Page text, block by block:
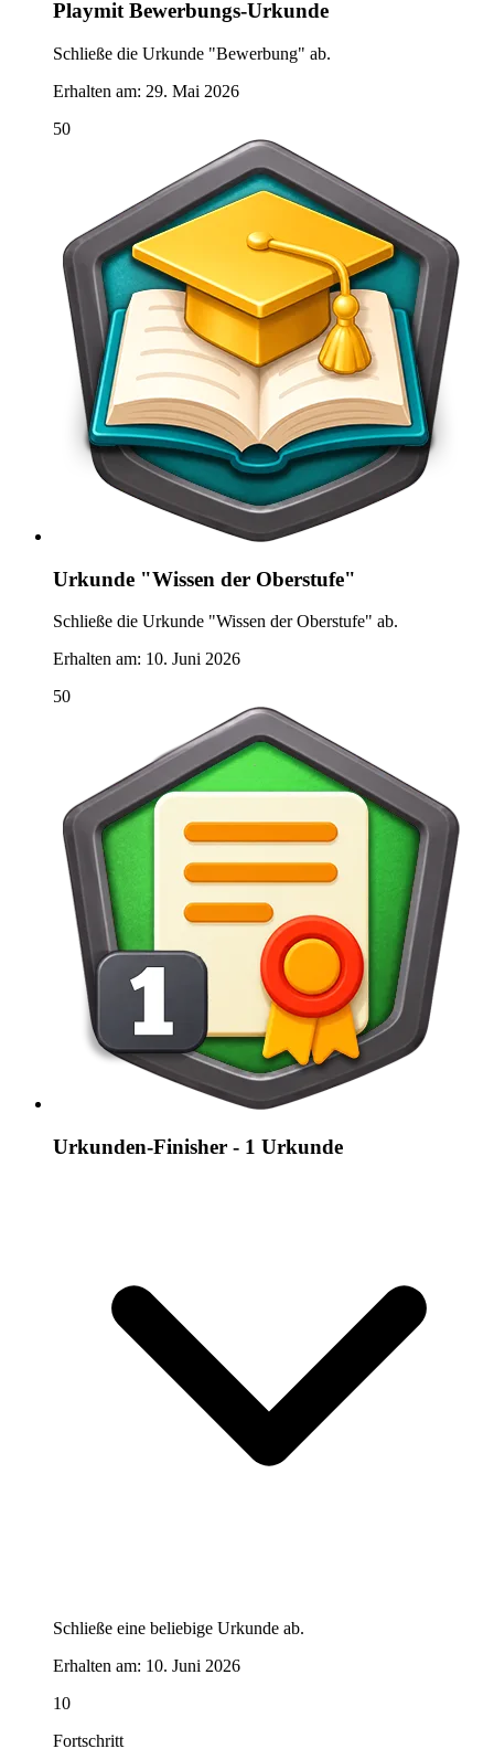
Playmit Bewerbungs-Urkunde
Schließe die Urkunde "Bewerbung" ab.
Erhalten am: 29. Mai 2026
50
Urkunde "Wissen der Oberstufe"
Schließe die Urkunde "Wissen der Oberstufe" ab.
Erhalten am: 10. Juni 2026
50
Urkunden-Finisher - 1 Urkunde
Schließe eine beliebige Urkunde ab.
Erhalten am: 10. Juni 2026
10
Fortschritt